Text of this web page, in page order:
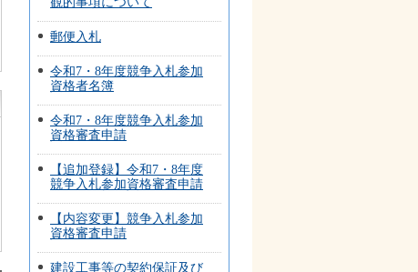
郵便入札
令和7・8年度競争入札参加
資格者名簿
令和7・8年度競争入札参加
資格審査申請
【追加登録】令和7・8年度
競争入札参加資格審査申請
【内容変更】競争入札参加
資格審査申請
建設工事等の契約保証及び